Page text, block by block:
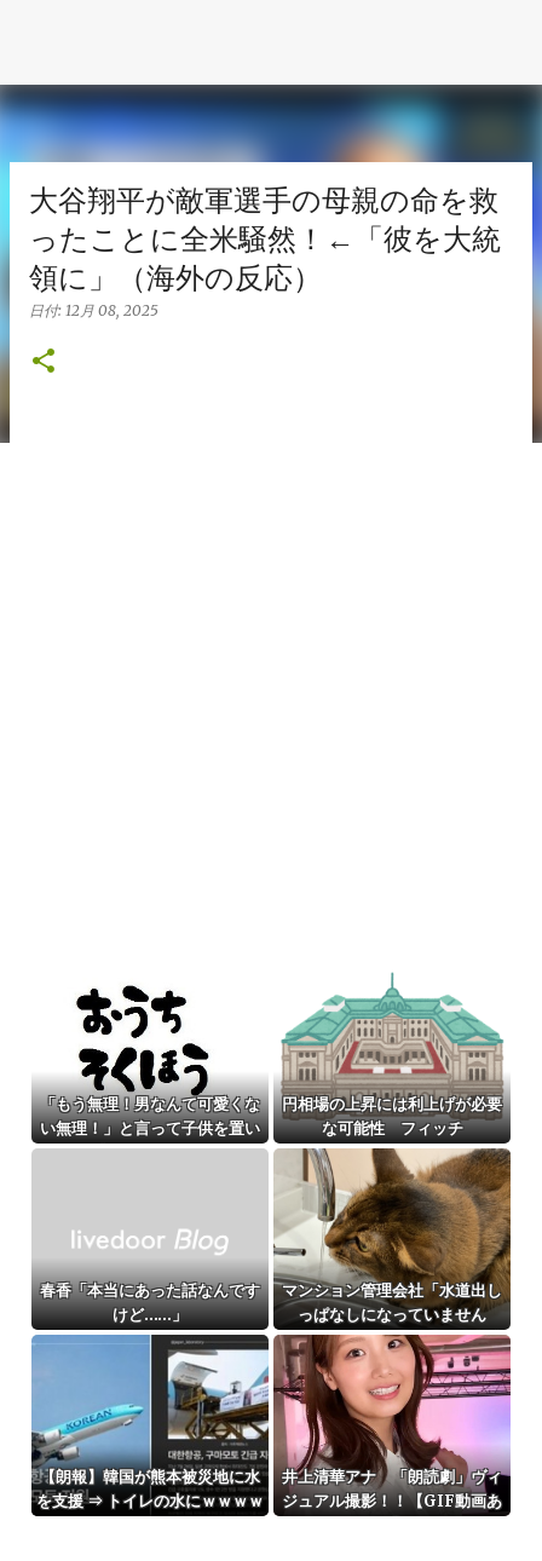
大谷翔平が敵軍選手の母親の命を救
ったことに全米騒然！←「彼を大統
領に」（海外の反応）
日付: 12月 08, 2025
「もう無理！男なんて可愛くな
い無理！」と言って子供を置い
て出て行った息子嫁
円相場の上昇には利上げが必要
な可能性 フィッチ
春香「本当にあった話なんです
けど……」
マンション管理会社「水道出し
っぱなしになっていません
か？」俺「猫が飲むように常時
出してますよ」⇒結果ｗ
【朗報】韓国が熊本被災地に水
を支援 ⇒ トイレの水にｗｗｗｗ
井上清華アナ 「朗読劇」ヴィ
ジュアル撮影！！【GIF動画あ